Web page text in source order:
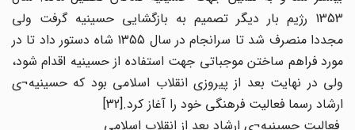
1353 رژیم بار دیگر تصمیم به بازگشایی حسینیه گرفت ولی
مجددا منصرف شد تا سرانجام در سال 1355 شاه دستور داد تا در
مورد فراهم ساختن موجباتی جهت استفاده از حسینیه اقدام شود،
ولی در نهایت بعد از پیروزی انقلاب اسلامی بود که حسینیه¬ی
ارشاد رسما فعالیت فرهنگی خود را آغاز کرد.[32]
فعالیت حسینیه¬ی ارشاد بعد از انقلاب اسلامی